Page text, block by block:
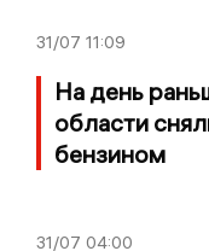
31/07 11:09
На день
области
бензином
31/07 04:00